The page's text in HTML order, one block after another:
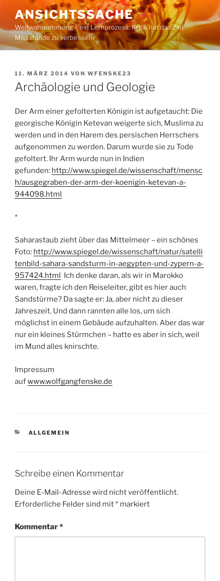
Inhalt
springen
ANSICHTSSACHE
Weltwahrnehmung – ein Lernprozess: Kritik hat das Ziel,
Missstände zu verbessern
VERÖFFENTLICHT
AM
11. MÄRZ 2014 VON WFENSKE23
Archäologie und Geologie
Der Arm einer gefolterten Königin ist aufgetaucht: Die
georgische Königin Ketevan weigerte sich, Muslima zu
werden und in den Harem des persischen Herrschers
aufgenommen zu werden. Darum wurde sie zu Tode
gefoltert. Ihr Arm wurde nun in Indien
gefunden: http://www.spiegel.de/wissenschaft/mensc
h/ausgegraben-der-arm-der-koenigin-ketevan-a-
944098.html
*
Saharastaub zieht über das Mittelmeer – ein schönes
Foto: http://www.spiegel.de/wissenschaft/natur/satelli
tenbild-sahara-sandsturm-in-aegypten-und-zypern-a-
957424.html Ich denke daran, als wir in Marokko
waren, fragte ich den Reiseleiter, gibt es hier auch
Sandstürme? Da sagte er: Ja, aber nicht zu dieser
Jahreszeit. Und dann rannten alle los, um sich
möglichst in einem Gebäude aufzuhalten. Aber das war
nur ein kleines Stürmchen – hatte es aber in sich, weil
im Mund alles knirschte.
Impressum
aufwww.wolfgangfenske.de
KATEGORIEN
ALLGEMEIN
Schreibe einen Kommentar
Deine E-Mail-Adresse wird nicht veröffentlicht.
Erforderliche Felder sind mit* markiert
Kommentar*